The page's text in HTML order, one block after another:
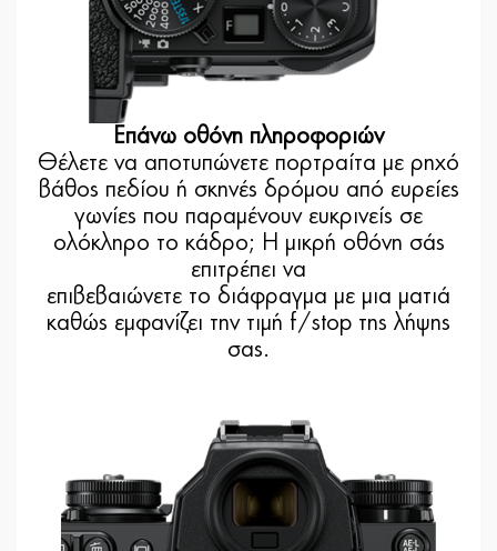
Επάνω οθόνη πληροφοριών
Θέλετε να αποτυπώνετε πορτραίτα με ρηχό
βάθος πεδίου ή σκηνές δρόμου από ευρείες
γωνίες που παραμένουν ευκρινείς σε
ολόκληρο το κάδρο; Η μικρή οθόνη σάς
επιτρέπει να
επιβεβαιώνετε το διάφραγμα με μια ματιά
καθώς εμφανίζει την τιμή f/stop της λήψης
σας.